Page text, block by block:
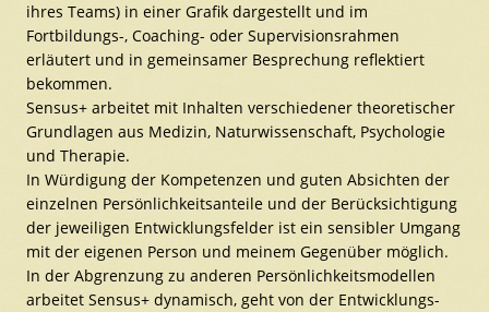
ihres Teams) in einer Grafik dargestellt und im
Fortbildungs-, Coaching- oder Supervisionsrahmen
erläutert und in gemeinsamer Besprechung reflektiert
bekommen.
Sensus+ arbeitet mit Inhalten verschiedener theoretischer
Grundlagen aus Medizin, Naturwissenschaft, Psychologie
und Therapie.
In Würdigung der Kompetenzen und guten Absichten der
einzelnen Persönlichkeitsanteile und der Berücksichtigung
der jeweiligen Entwicklungsfelder ist ein sensibler Umgang
mit der eigenen Person und meinem Gegenüber möglich.
In der Abgrenzung zu anderen Persönlichkeitsmodellen
arbeitet Sensus+ dynamisch, geht von der Entwicklungs-